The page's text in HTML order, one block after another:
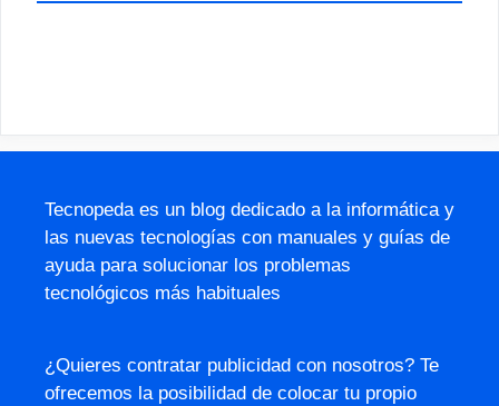
Tecnopeda es un blog dedicado a la informática y
las nuevas tecnologías con manuales y guías de
ayuda para solucionar los problemas
tecnológicos más habituales
¿Quieres contratar publicidad con nosotros? Te
ofrecemos la posibilidad de colocar tu propio